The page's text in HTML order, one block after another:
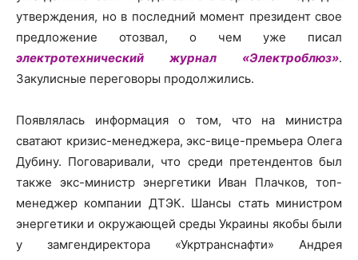
утверждения, но в последний момент президент свое
предложение отозвал, о чем уже писал
электротехнический журнал «Электроблюз».
Закулисные переговоры продолжились.
Появлялась информация о том, что на министра
сватают кризис-менеджера, экс-вице-премьера Олега
Дубину. Поговаривали, что среди претендентов был
также экс-министр энергетики Иван Плачков, топ-
менеджер компании ДТЭК. Шансы стать министром
энергетики и окружающей среды Украины якобы были
у замгендиректора «Укртранснафти» Андрея